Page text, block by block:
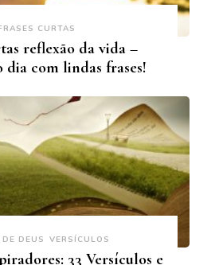
CURTAS
reflexão da vida –
dia com lindas frases!
DE DEUS VERSÍCULOS
33 Versículos e